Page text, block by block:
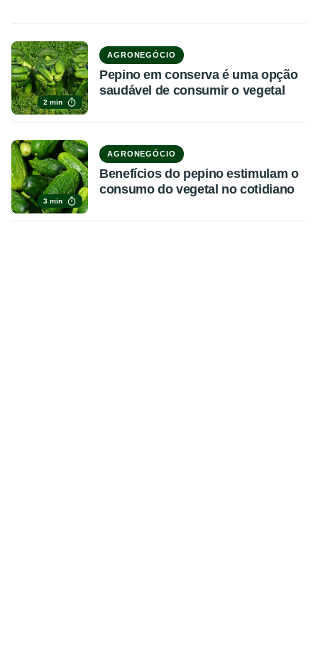
2 min
AGRONEGÓCIO
Pepino em conserva é uma opção
saudável de consumir o vegetal
3 min
AGRONEGÓCIO
Benefícios do pepino estimulam o
consumo do vegetal no cotidiano